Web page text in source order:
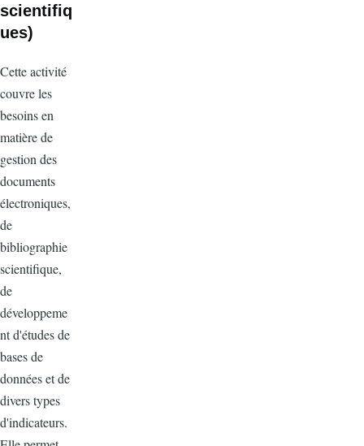
scientifiq
ues)
Cette activité
couvre les
besoins en
matière de
gestion des
documents
électroniques,
de
bibliographie
scientifique,
de
développeme
nt d'études de
bases de
données et de
divers types
d'indicateurs.